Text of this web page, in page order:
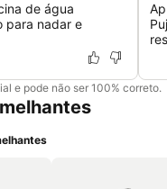
de água
para nadar e
e pode não ser 100% correto.